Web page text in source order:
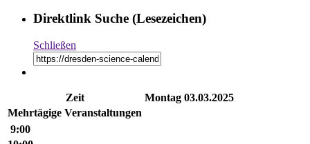
Direktlink Suche (Lesezeichen)
Schließen
Zeit Montag 03.03.2025
Mehr­tä­gige Ver­an­stal­tungen
9:00